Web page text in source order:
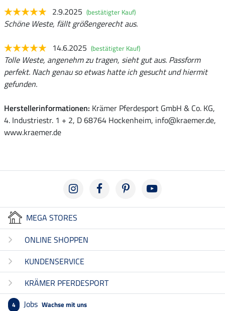
2.9.2025 (bestätigter Kauf)
Schöne Weste, fällt größengerecht aus.
14.6.2025 (bestätigter Kauf)
Tolle Weste, angenehm zu tragen, sieht gut aus. Passform
perfekt. Nach genau so etwas hatte ich gesucht und hiermit
gefunden.
Herstellerinformationen: Krämer Pferdesport GmbH & Co. KG,
4. Industriestr. 1 + 2, D 68764 Hockenheim, info@kraemer.de,
www.kraemer.de
MEGA STORES
ONLINE SHOPPEN
KUNDENSERVICE
KRÄMER PFERDESPORT
4 Jobs Wachse mit uns